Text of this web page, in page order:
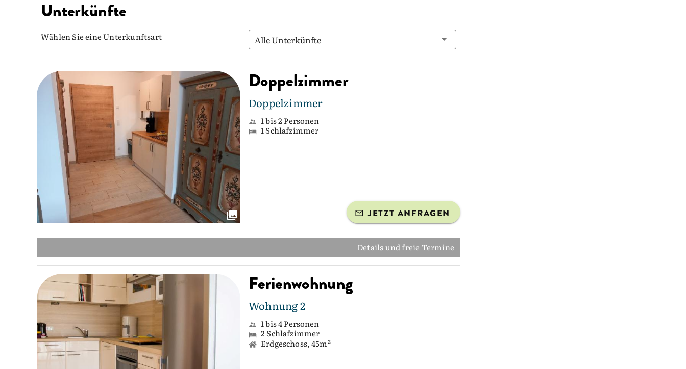
Unterkünfte
Wählen Sie eine Unterkunftsart Alle Unterkünfte
Doppelzimmer
Doppelzimmer
1 bis 2 Personen
1 Schlafzimmer
JETZT ANFRAGEN
Details und freie Termine
Ferienwohnung
Wohnung 2
1 bis 4 Personen
2 Schlafzimmer
Erdgeschoss, 45m²